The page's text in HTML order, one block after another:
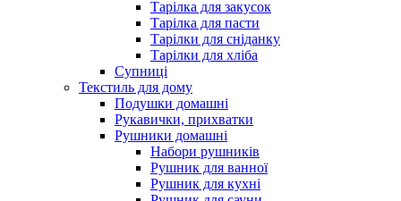
Тарілка для закусок
Тарілка для пасти
Тарілки для сніданку
Тарілки для хліба
Супниці
Текстиль для дому
Подушки домашні
Рукавички, прихватки
Рушники домашні
Набори рушників
Рушник для ванної
Рушник для кухні